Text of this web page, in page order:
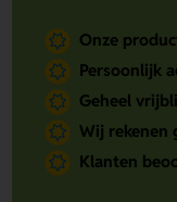
Onze
Persoonlijk
Geheel
Wij rekenen
Klanten